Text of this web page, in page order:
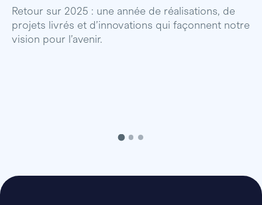
Retour sur 2025 : une année de réalisations, de
projets livrés et d’innovations qui façonnent notre
vision pour l’avenir.